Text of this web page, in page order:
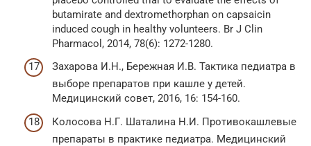
butamirate and dextromethorphan on capsaicin
induced cough in healthy volunteers. Br J Clin
Pharmacol, 2014, 78(6): 1272-1280.
Захарова И.Н., Бережная И.В. Тактика педиатра в
выборе препаратов при кашле у детей.
Медицинский совет, 2016, 16: 154-160.
Колосова Н.Г. Шаталина Н.И. Противокашлевые
препараты в практике педиатра. Медицинский